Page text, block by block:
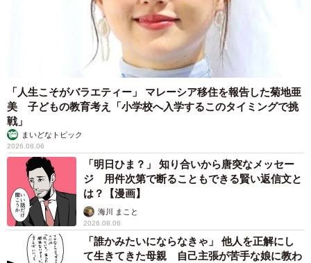
―ということは、特段、理系のカップルというわけではな
く？ お二人ともバリバリの理系と思ったのですが…。
―ネットで調べてみると、ハートを描く数式はいくつか存
在するようですね。shelfallさんご自身はこちらの式の存在
と答えはご存知でしたか。
「私は知りませんでした。グラフを描いていく途中（2つの
関数のうち上の方を描いた時点）でなんとなく予想できま
したが、最後まで描き終えたときには感動しました」
「人生こそがバラエティー」 マレーシア移住を報告した菊地亜
美 子どもの教育考え「小学校へ入学するこのタイミングで挑
戦」
まいどなトピック
2026.08.06
「明日ひま？」 知り合いから唐突なメッセー
ジ 用件次第で断ることもできる賢い返信文と
は？【漫画】
海川 まこと
2026.08.06
「誰かみたいにならなきゃ」 他人を正解にし
て生きてきた母親 自己主張が苦手な娘に教わ